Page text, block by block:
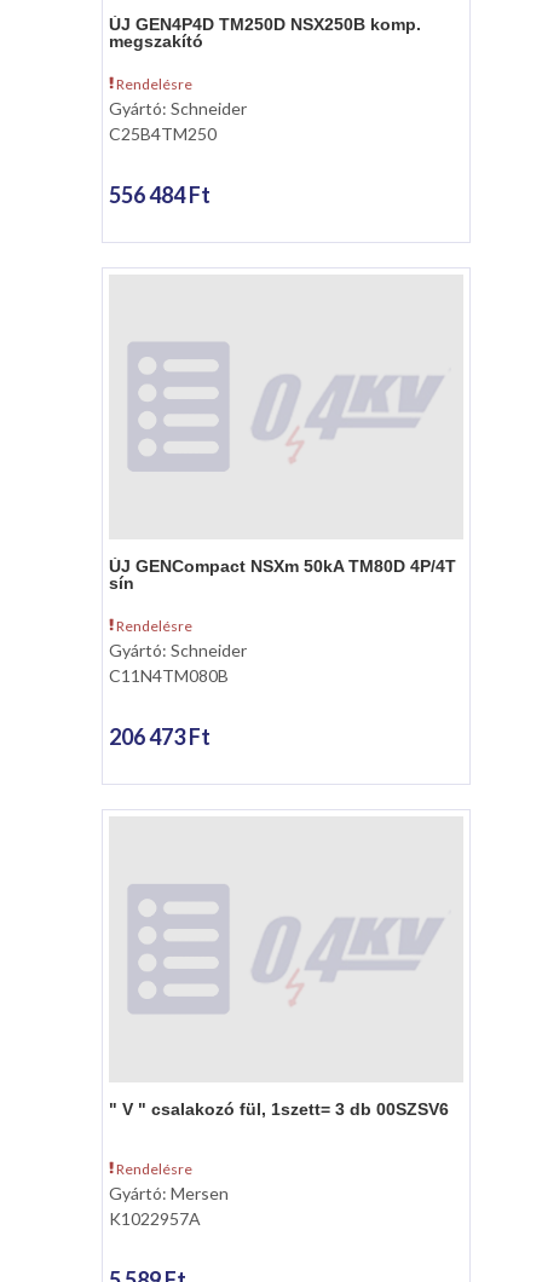
ÚJ GEN4P4D TM250D NSX250B komp.
megszakító
Rendelésre
Gyártó: Schneider
C25B4TM250
556 484 Ft
ÚJ GENCompact NSXm 50kA TM80D 4P/4T
sín
Rendelésre
Gyártó: Schneider
C11N4TM080B
206 473 Ft
" V " csalakozó fül, 1szett= 3 db 00SZSV6
Rendelésre
Gyártó: Mersen
K1022957A